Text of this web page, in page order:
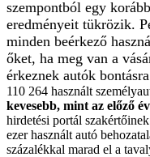
szempontból egy
eredményeit tükrözik.
minden beérkező
őket, ha meg van a
érkeznek autók
110 264 használt
kevesebb, mint az előző
hirdetési portál
ezer használt autó
százalékkal marad el a